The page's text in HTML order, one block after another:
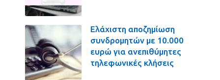
Ελάχιστη αποζημίωση
συνδρομητών με 10.000
ευρώ για ανεπιθύμητες
τηλεφωνικές κλήσεις